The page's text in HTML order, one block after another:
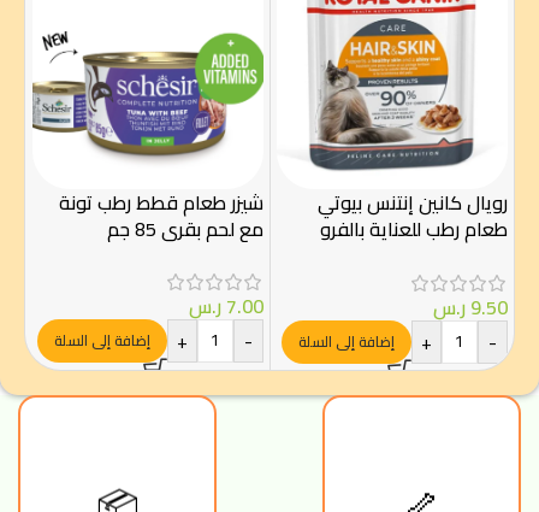
رويال كانين إنتنس بيوتي
طعام رطب للعناية بالفرو
والجلد 85 غ – Royal Canin
9.50ر.س
-
+ إضافة إلى السلة
شيزر طعام قطط رطب تونة
مع لحم بقري 85 جم
7.00ر.س
-
+ إضافة إلى السلة